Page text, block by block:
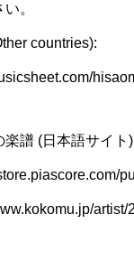
。
countries):
楽譜 (日本語サイト
artist/